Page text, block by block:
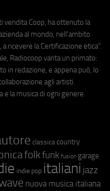
vendita Coop, ha ottenuto la
al mondo, nell'ambito
ricevere la Certificazione etica".
Radiocoop vanta un primato:
in redazione, e appena può, lo
agli artisti.
e la musica di ogni genere.
classica country
folkfunk fusion garage
indie pop italiani jazz
nuova musica italiana